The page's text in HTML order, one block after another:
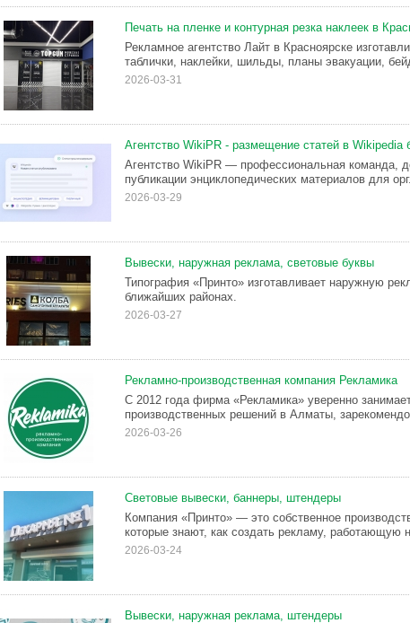
Печать на пленке и контурная резка наклеек в
Рекламное агентство Лайт в Красноярске
таблички, наклейки, шильды, планы эвакуации,
2026-03-31
Агентство WikiPR - размещение статей в Wikipedia
Агентство WikiPR — профессиональная команда,
публикации энциклопедических материалов для
2026-03-29
Вывески, наружная реклама, световые буквы
Типография «Принто» изготавливает наружную
ближайших районах.
2026-03-27
Рекламно-производственная компания Рекламика
С 2012 года фирма «Рекламика» уверенно
производственных решений в Алматы,
2026-03-26
Световые вывески, баннеры, штендеры
Компания «Принто» — это собственное
которые знают, как создать рекламу, работающую
2026-03-24
Вывески, наружная реклама, штендеры